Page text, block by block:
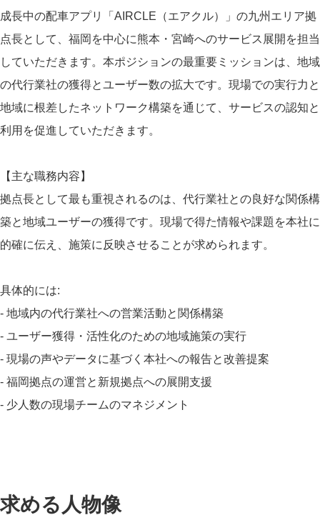
成長中の配車アプリ「AIRCLE（エアクル）」の九州エリア拠
点長として、福岡を中心に熊本・宮崎へのサービス展開を担当
していただきます。本ポジションの最重要ミッションは、地域
の代行業社の獲得とユーザー数の拡大です。現場での実行力と
地域に根差したネットワーク構築を通じて、サービスの認知と
利用を促進していただきます。
【主な職務内容】
拠点長として最も重視されるのは、代行業社との良好な関係構
築と地域ユーザーの獲得です。現場で得た情報や課題を本社に
的確に伝え、施策に反映させることが求められます。
具体的には:
- 地域内の代行業社への営業活動と関係構築
- ユーザー獲得・活性化のための地域施策の実行
- 現場の声やデータに基づく本社への報告と改善提案
- 福岡拠点の運営と新規拠点への展開支援
- 少人数の現場チームのマネジメント
求める人物像